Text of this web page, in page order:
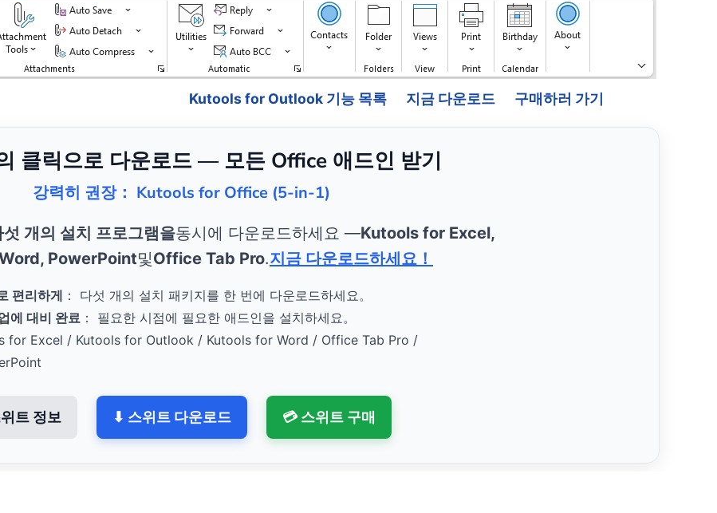
Kutools for Outlook 기능 목록 지금 다운로드 구매하러 가기
클릭으로 다운로드 — 모든 Office 애드인 받기
강력히 권장： Kutools for Office (5-in-1)
섯 개의 설치 프로그램을동시에 다운로드하세요 —Kutools for Excel,
PowerPoint및Office Tab Pro.지금 다운로드하세요！
편리하게 ： 다섯 개의 설치 패키지를 한 번에 다운로드하세요。
에 대비 완료 ： 필요한 시점에 필요한 애드인을 설치하세요。
for Excel / Kutools for Outlook / Kutools for Word / Office Tab Pro /
트 정보 ⬇ 스위트 다운로드 💳 스위트 구매